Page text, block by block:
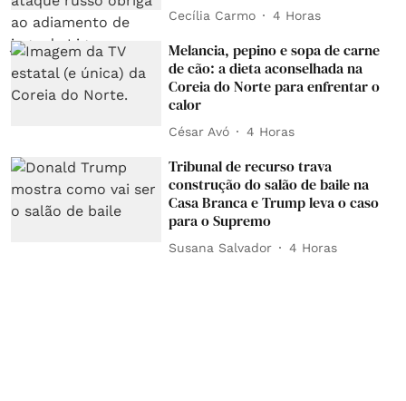
Cecília Carmo 4 Horas
Melancia, pepino e sopa de carne
de cão: a dieta aconselhada na
Coreia do Norte para enfrentar o
calor
César Avó 4 Horas
Tribunal de recurso trava
construção do salão de baile na
Casa Branca e Trump leva o caso
para o Supremo
Susana Salvador 4 Horas